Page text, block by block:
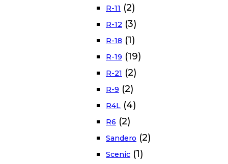
R-11 (2)
R-12 (3)
R-18 (1)
R-19 (19)
R-21 (2)
R-9 (2)
R4L (4)
R6 (2)
Sandero (2)
Scenic (1)